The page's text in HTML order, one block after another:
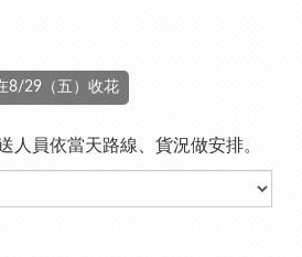
8/29（五）收花
人員依當天路線、貨況做安排。